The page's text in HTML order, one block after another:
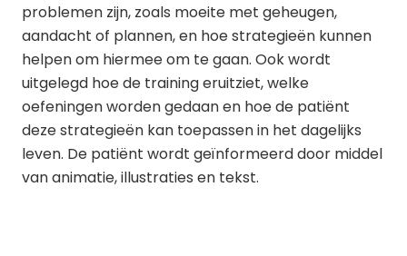
problemen zijn, zoals moeite met geheugen,
aandacht of plannen, en hoe strategieën kunnen
helpen om hiermee om te gaan. Ook wordt
uitgelegd hoe de training eruitziet, welke
oefeningen worden gedaan en hoe de patiënt
deze strategieën kan toepassen in het dagelijks
leven. De patiënt wordt geïnformeerd door middel
van animatie, illustraties en tekst.